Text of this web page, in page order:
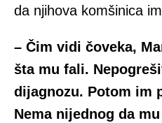
da njihova komšinica
– Čim vidi čoveka,
šta mu fali.
dijagnozu. Potom im
Nema nijednog da